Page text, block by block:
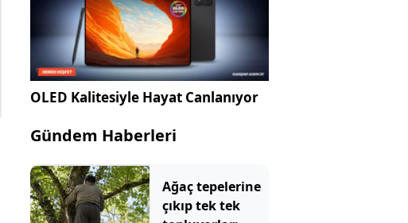
OLED Kalitesiyle Hayat Canlanıyor
Gündem Haberleri
Ağaç tepelerine
çıkıp tek tek